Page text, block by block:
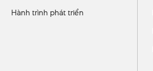
Hành trình phát triển